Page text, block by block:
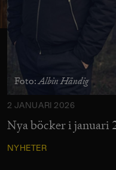
Foto:Albin Händig
2 JANUARI 2026
Nya böcker i januari
NYHETER